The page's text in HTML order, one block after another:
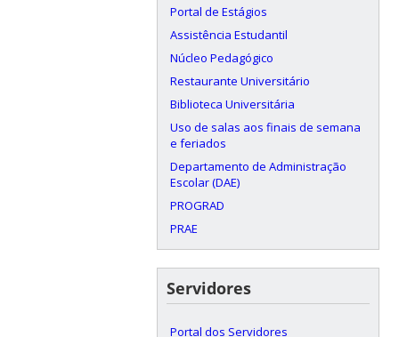
Portal de Estágios
Assistência Estudantil
Núcleo Pedagógico
Restaurante Universitário
Biblioteca Universitária
Uso de salas aos finais de semana
e feriados
Departamento de Administração
Escolar (DAE)
PROGRAD
PRAE
Servidores
Portal dos Servidores